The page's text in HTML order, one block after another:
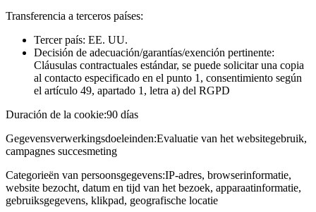
Transferencia a terceros países:
Tercer país: EE. UU.
Decisión de adecuación/garantías/exención pertinente:
Cláusulas contractuales estándar, se puede solicitar una copia
al contacto especificado en el punto 1, consentimiento según
el artículo 49, apartado 1, letra a) del RGPD
Duración de la cookie:90 días
Gegevensverwerkingsdoeleinden:Evaluatie van het websitegebruik,
campagnes succesmeting
Categorieën van persoonsgegevens:IP-adres, browserinformatie,
website bezocht, datum en tijd van het bezoek, apparaatinformatie,
gebruiksgegevens, klikpad, geografische locatie